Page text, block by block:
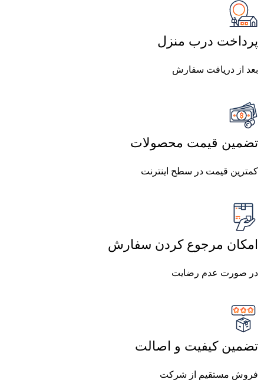
پرداخت درب منزل
بعد از دریافت سفارش
تضمین قیمت محصولات
کمترین قیمت در سطح اینترنت
امکان مرجوع کردن سفارش
در صورت عدم رضایت
تضمین کیفیت و اصالت
فروش مستقیم از شرکت